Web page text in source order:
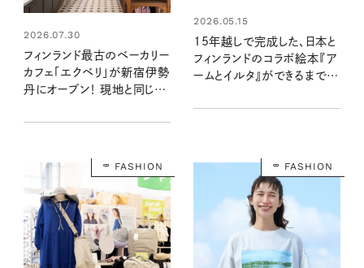
2026.07.30
フィンランド最古のベーカリー
カフェ「エクベリ」が新宿伊勢
丹にオープン！ 現地と同じシ
土産にも◎
2026.05.15
15年越しで完成した、日本と
フィンランドのコラボ絵本『ア
ームとイルタ』ができるまで。
ん、アンネ・ヴァスコさんイン
FASHION FASHION